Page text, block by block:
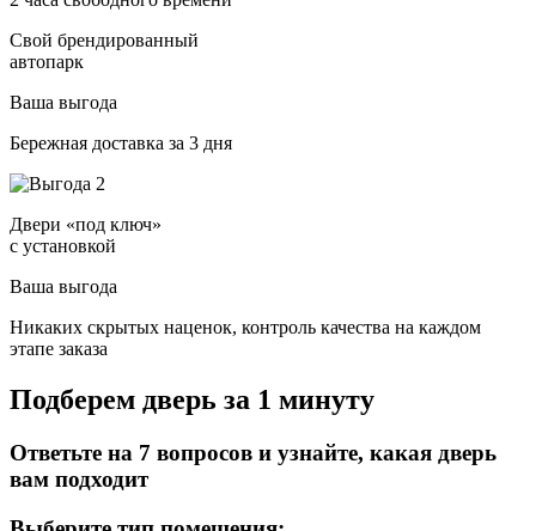
Свой брендированный
автопарк
Ваша выгода
Бережная доставка за 3 дня
Двери «под ключ»
с установкой
Ваша выгода
Никаких скрытых наценок, контроль качества на каждом
этапе заказа
Подберем дверь за 1 минуту
Ответьте на 7 вопросов и узнайте, какая дверь
вам подходит